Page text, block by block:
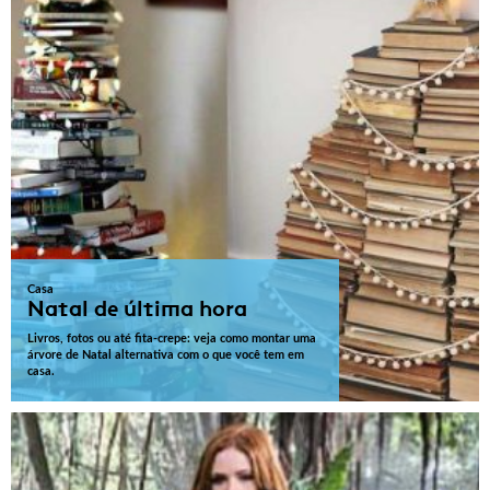
Casa
Natal de última hora
Livros, fotos ou até fita-crepe: veja como montar uma
árvore de Natal alternativa com o que você tem em
casa.